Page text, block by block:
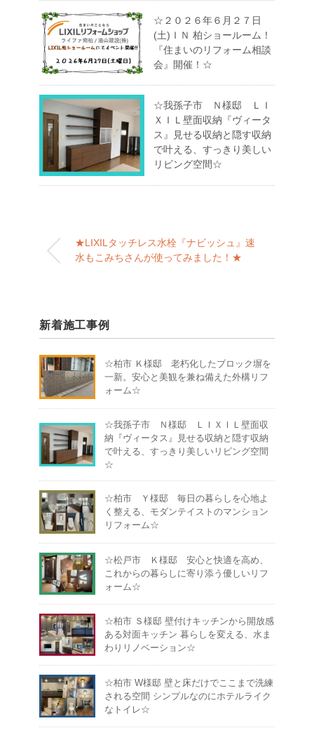
☆２０２６年６月２７日
(土)ＩＮ 柏ショールーム！
『住まいのリフォーム相談
会』開催！☆
☆我孫子市 Ｎ様邸 ＬＩ
ＸＩＬ壁面収納『ヴィータ
ス』見せる収納と隠す収納
で叶える、すっきり美しい
リビング空間☆
★LIXILタッチレス水栓『ナビッシュ』速
水もこみちさんが使ってみました！★
新着施工事例
☆柏市 Ｋ様邸 老朽化したブロック塀を
一新。安心と美観を兼ね備えた外構リフ
ォーム☆
☆我孫子市 Ｎ様邸 ＬＩＸＩＬ壁面収
納『ヴィータス』見せる収納と隠す収納
で叶える、すっきり美しいリビング空間
☆
☆柏市 Ｙ様邸 毎日の暮らしを心地よ
く整える、モダンテイストのマンション
リフォーム☆
☆松戸市 Ｋ様邸 安心と快適を高め、
これからの暮らしに寄り添う優しいリフ
ォーム☆
☆柏市 Ｓ様邸 壁付けキッチンから開放感
ある対面キッチン 暮らしを変える、水ま
わりリノベーション☆
☆柏市 W様邸 壁と床だけでここまで洗練
される空間 シンプルなのにホテルライク
なトイレ☆